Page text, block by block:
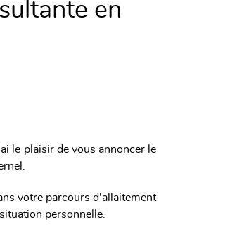
en
le plaisir de vous annoncer le
votre parcours d'allaitement
personnelle.